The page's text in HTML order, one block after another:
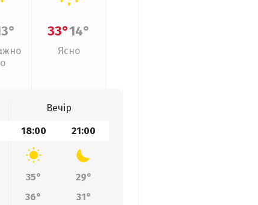
33°14°
Ясно
Вечір
18:00 21:00
35°
29°
36° 31°